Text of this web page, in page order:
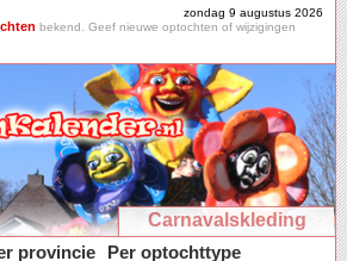
zondag 9 augustus 2026
bekend. Geef nieuwe optochten of wijzigingen
Carnavalskleding
provincie
Per optochttype